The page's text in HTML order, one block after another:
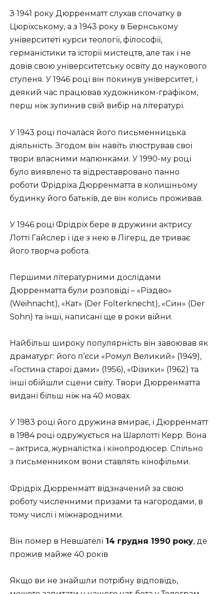
З 1941 року Дюрренматт слухав спочатку в
Цюріхському, а з 1943 року в Бернському
університеті курси теології, філософії,
германістики та історії мистецтв, але так і не
довів свою університетську освіту до наукового
ступеня. У 1946 році він покинув університет, і
деякий час працював художником-графіком,
перш ніж зупинив свій вибір на літературі.
У 1943 році почалася його письменницька
діяльність. Згодом він навіть ілюстрував свої
твори власними малюнками. У 1990-му році
було виявлено та відреставровано панно
роботи Фрідріха Дюрренматта в колишньому
будинку його батьків, де він колись проживав.
У 1946 році Фрідріх бере в дружини актрису
Лотті Гайслер і їде з нею в Лігерц, де триває
його творча робота.
Першими літературними дослідами
Дюрренматта були розповіді – «Різдво»
(Weihnacht), «Кат» (Der Folterknecht), «Син» (Der
Sohn) та інші, написані ще в роки війни.
Найбільш широку популярність він завоював як
драматург: його п’єси «Ромул Великий» (1949),
«Гостина старої дами» (1956), «Фізики» (1962) та
інші обійшли сцени світу. Твори Дюрренматта
видані більш ніж на 40 мовах.
У 1983 році його дружина вмирає, і Дюрренматт
в 1984 році одружується на Шарлотті Керр. Вона
– актриса, журналістка і кінопродюсер. Спільно
з письменником вони ставлять кінофільми.
Фрідріх Дюрренматт відзначений за свою
роботу численними призами та нагородами, в
тому числі і міжнародними.
Він помер в Невшателі 14 грудня 1990 року, де
прожив майже 40 років
Якщо ви не знайшли потрібну відповідь,